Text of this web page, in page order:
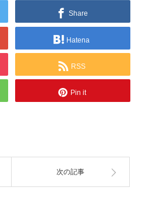
Share
Hatena
RSS
Pin it
次の記事